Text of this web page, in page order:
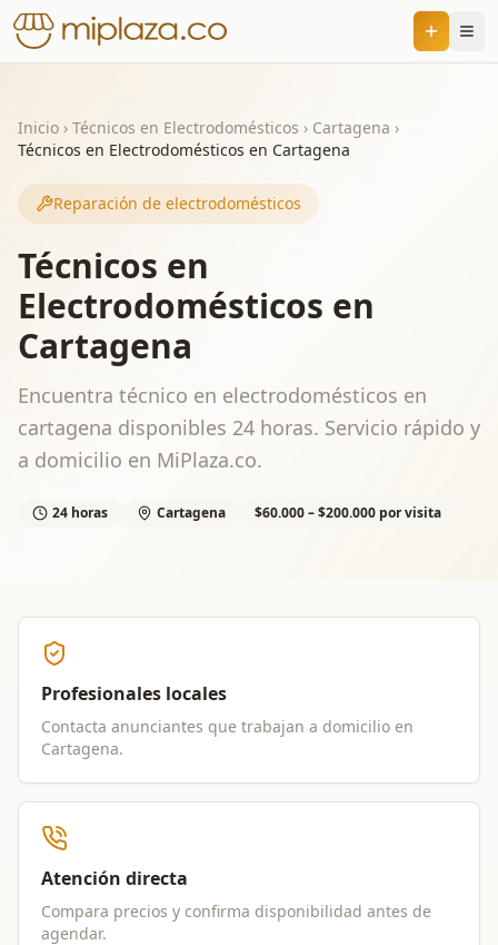
Inicio › Técnicos en Electrodomésticos › Cartagena ›
Técnicos en Electrodomésticos en Cartagena
Reparación de electrodomésticos
Técnicos en
Electrodomésticos en
Cartagena
Encuentra técnico en electrodomésticos en
cartagena disponibles 24 horas. Servicio rápido y
a domicilio en MiPlaza.co.
24 horas Cartagena $60.000 – $200.000 por visita
Profesionales locales
Contacta anunciantes que trabajan a domicilio en
Cartagena.
Atención directa
Compara precios y confirma disponibilidad antes de
agendar.